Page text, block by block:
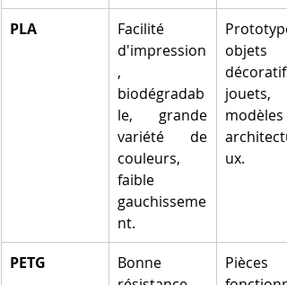
PLA
Facilité
d'impression
,
biodégradab
le, grande
variété de
couleurs,
faible
gauchisseme
nt.
objets
décoratifs,
jouets,
modèles
ux.
PETG
Bonne
Pièces